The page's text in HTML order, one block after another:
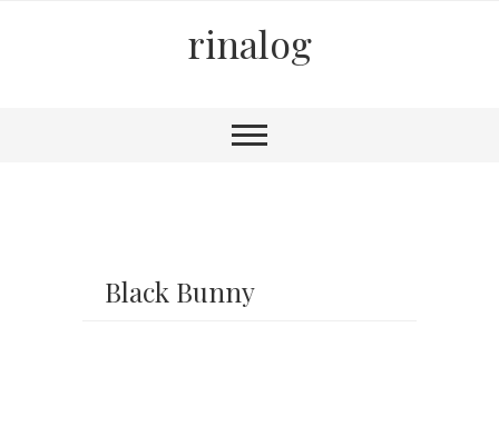
rinalog
Black Bunny